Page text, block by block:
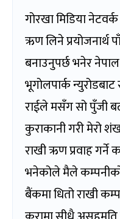
गोरखा मिडिया
ऋण लिने प्रयोजनार्थ
बनाउनुपर्छ भनेर
भूगोलपार्क
राईले मसँग सो पुँजी
कुराकानी गरी मेरो
राखी ऋण प्रवाह गर्ने
भनेकोले मैले
बैंकमा धितो राखी